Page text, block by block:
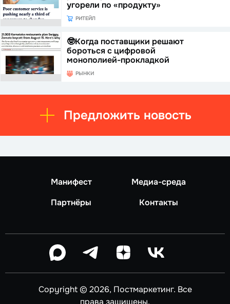
угорели по «продукту»
РИТЕЙЛ
🤓Когда поставщики решают
бороться с цифровой
монополией-прокладкой
РЫНКИ
Предложить новость
Манифест
Медиа-среда
Партнёры
Контакты
Copyright © 2026, Постмаркетинг. Все
права защищены.